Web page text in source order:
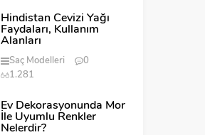
Hindistan Cevizi Yağı
Faydaları, Kullanım
Alanları
Saç Modelleri
0
1.281
Ev Dekorasyonunda Mor
İle Uyumlu Renkler
Nelerdir?